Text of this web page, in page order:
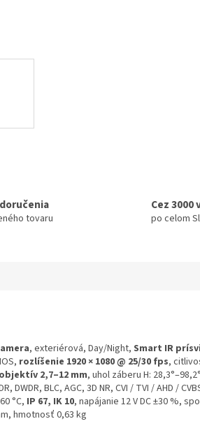
tovaru
Cez
po celom
, exteriérová, Day/Night, Smart IR
rozlíšenie 1920 × 1080 @ 25/30 fps,
2,7–12 mm, uhol záberu H:
DWDR, BLC, AGC, 3D NR, CVI / TVI / AHD /
°C, IP 67, IK 10, napájanie 12 V DC ±30 %,
hmotnosť 0,63 kg